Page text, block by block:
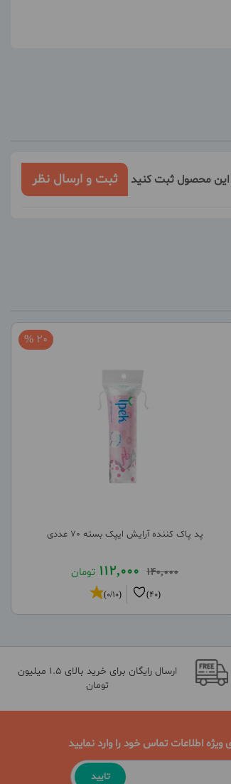
محصول ثبت کنید ثبت و ارسال نظر
پد پاک کننده آرایش ایپک بسته 70 عددی
140,000
112,000 تومان
20 %
(40)
(0/10)
ارسال رایگان برای خرید بالای 1.5 میلیون
تومان
اطلاعات تماس خود را وارد نمایید
تایید